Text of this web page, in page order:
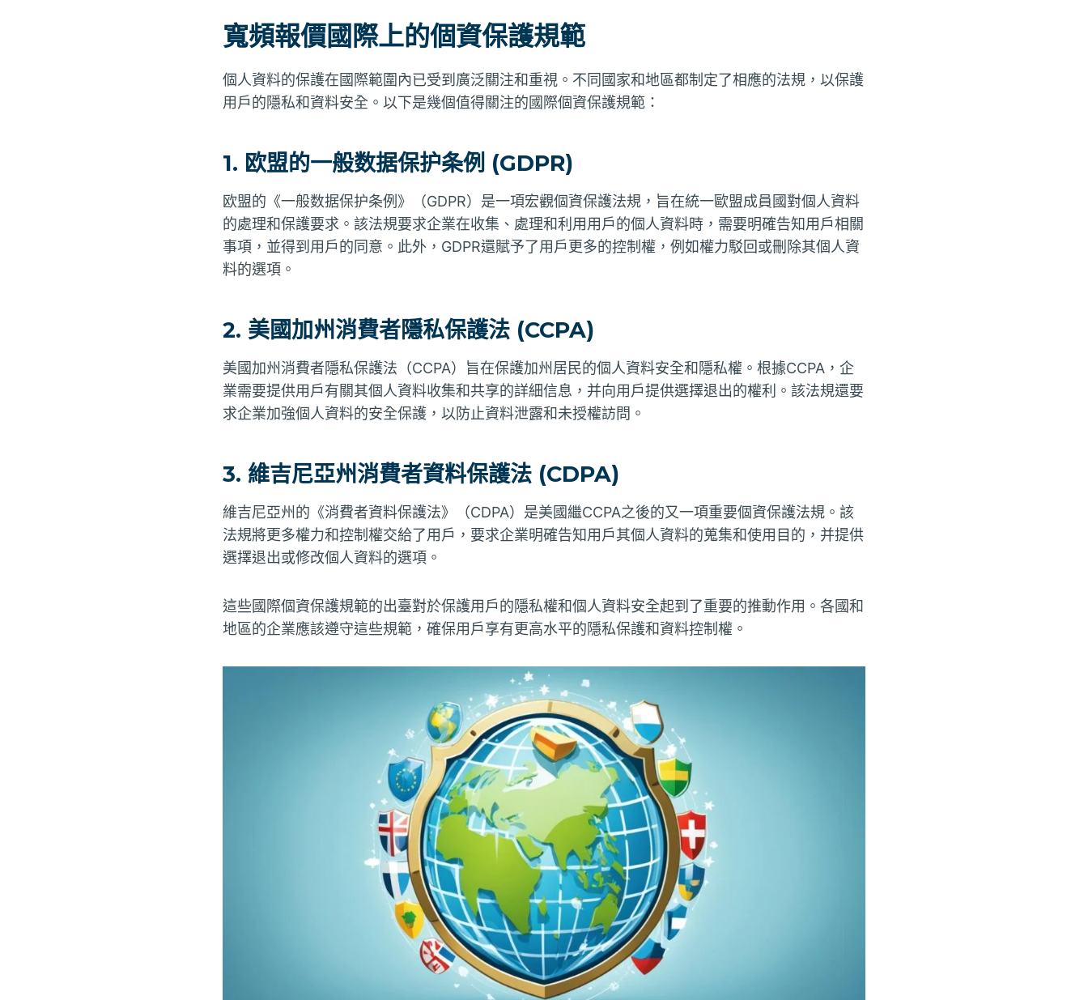
寬頻報價國際上的個資保護規範
個人資料的保護在國際範圍內已受到廣泛關注和重視。不同國家和地區都制定了相應的法規，以保護
用戶的隱私和資料安全。以下是幾個值得關注的國際個資保護規範：
1. 欧盟的一般数据保护条例 (GDPR)
欧盟的《一般数据保护条例》（GDPR）是一項宏觀個資保護法規，旨在統一歐盟成員國對個人資料
的處理和保護要求。該法規要求企業在收集、處理和利用用戶的個人資料時，需要明確告知用戶相關
事項，並得到用戶的同意。此外，GDPR還賦予了用戶更多的控制權，例如權力駁回或刪除其個人資
料的選項。
2. 美國加州消費者隱私保護法 (CCPA)
美國加州消費者隱私保護法（CCPA）旨在保護加州居民的個人資料安全和隱私權。根據CCPA，企
業需要提供用戶有關其個人資料收集和共享的詳細信息，并向用戶提供選擇退出的權利。該法規還要
求企業加強個人資料的安全保護，以防止資料泄露和未授權訪問。
3. 維吉尼亞州消費者資料保護法 (CDPA)
維吉尼亞州的《消費者資料保護法》（CDPA）是美國繼CCPA之後的又一項重要個資保護法規。該
法規將更多權力和控制權交給了用戶，要求企業明確告知用戶其個人資料的蒐集和使用目的，并提供
選擇退出或修改個人資料的選項。
這些國際個資保護規範的出臺對於保護用戶的隱私權和個人資料安全起到了重要的推動作用。各國和
地區的企業應該遵守這些規範，確保用戶享有更高水平的隱私保護和資料控制權。